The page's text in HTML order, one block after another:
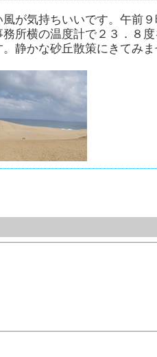
が気持ちいいです。午前
所横の温度計で２３．８
静かな砂丘散策にきてみま